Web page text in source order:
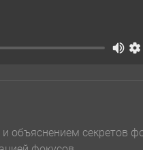
объяснением секретов